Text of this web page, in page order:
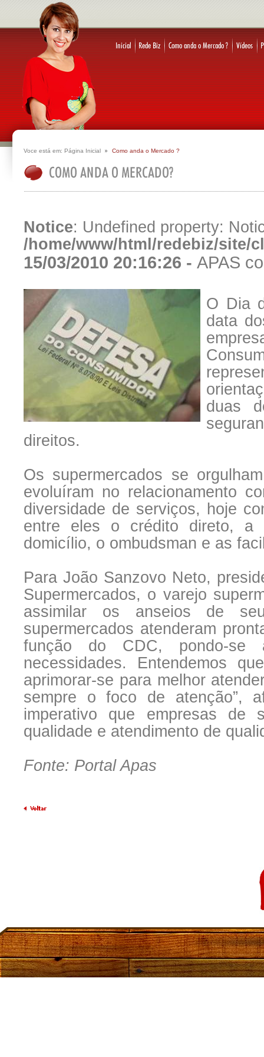
Voce está em: Página Inicial Como anda o Mercado ?
Notice: Undefined property:
/home/www/html/redebiz/site/
15/03/2010 20:16:26 - APAS
O Dia
data
duas
direitos.
Os supermercados se
evoluíram no relacionamento
diversidade de serviços, hoje
entre eles o crédito direto, a
domicílio, o ombudsman e as
Para João Sanzovo Neto,
Supermercados, o varejo
assimilar os anseios de
supermercados atenderam
função do CDC, pondo-
necessidades. Entendemos
aprimorar-se para melhor
sempre o foco de atenção”,
imperativo que empresas de
qualidade e atendimento de
Fonte: Portal Apas